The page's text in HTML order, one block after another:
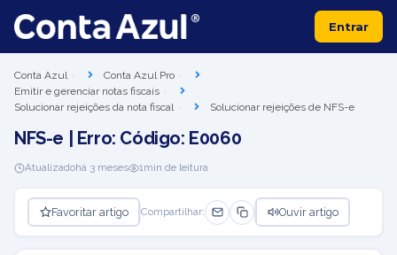
Entrar
Conta Azul
Conta Azul Pro
Emitir e gerenciar notas fiscais
Solucionar rejeições da nota fiscal
Solucionar rejeições de NFS-e
NFS-e | Erro: Código: E0060
Atualizadohá 3 meses 1min de leitura
Favoritar artigo Compartilhar: Ouvir artigo